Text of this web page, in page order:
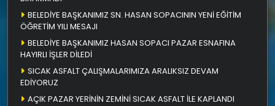
BELEDİYE BAŞKANIMIZ SN. HASAN SOPACININ YENİ EĞİTİM
ÖĞRETİM YILI MESAJI
BELEDİYE BAŞKANIMIZ HASAN SOPACI PAZAR ESNAFINA
HAYIRLI İŞLER DİLEDİ
SICAK ASFALT ÇALIŞMALARIMIZA ARALIKSIZ DEVAM
EDİYORUZ
AÇIK PAZAR YERİNİN ZEMİNİ SICAK ASFALT İLE KAPLANDI